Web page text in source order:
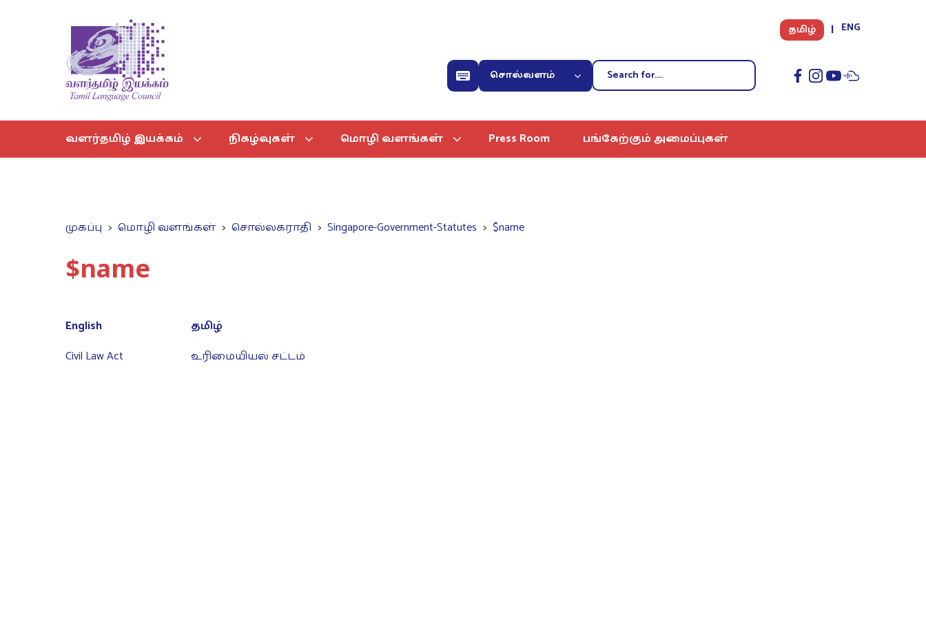
தமிழ் ENG
சொல்வளம்
வளர்தமிழ் இயக்கம் நிகழ்வுகள் மொழி வளங்கள் Press Room பங்கேற்கும் அமைப்புகள்
முகப்பு மொழி வளங்கள் சொல்லகராதி Singapore-Government-Statutes $name
$name
English
தமிழ்
Civil Law Act
உரிமையியல் சட்டம்